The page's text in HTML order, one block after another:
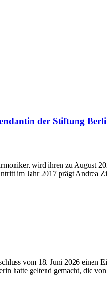
der Stiftung
wird ihren zu August
im Jahr 2017 prägt
vom 18. Juni 2026 einen
hatte geltend gemacht, die